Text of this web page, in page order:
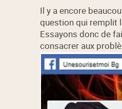
Il y a encore
question qui remplit
Essayons donc de
consacrer aux